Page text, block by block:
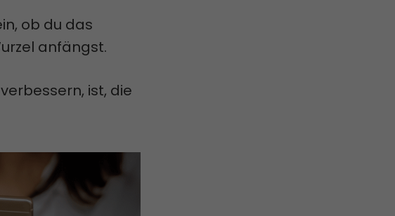
ob du das
anfängst.
ist, die